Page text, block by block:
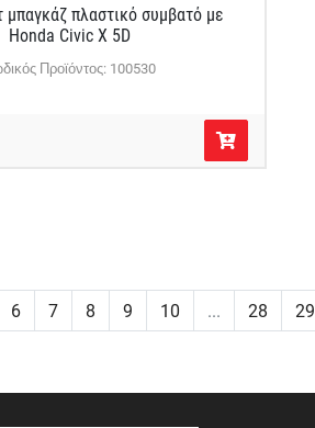
μπαγκάζ πλαστικό συμβατό με
Honda Civic X 5D
Προϊόντος: 100530
6 7 8 9 10 ... 28 29